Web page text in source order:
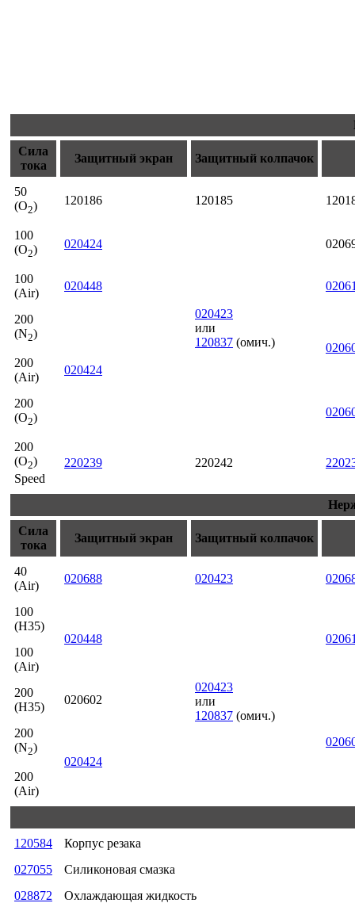
Сила
тока
Защитный экран Защитный колпачок
50
(O2) 120186 120185
100
(O2) 020424
020423
или
120837 (омич.)
100
(Air)
020448
200
(N2)
020424
200
(Air)
200
(O2)
200
(O2)
Speed
220239 220242
Сила
тока
Защитный экран Защитный колпачок
40
(Air)
020688 020423
100
(H35)
020448
020423
или
120837 (омич.)
100
(Air)
200
(H35)
020602
200
(N2)
020424
200
(Air)
120584
Корпус резака
027055
Силиконовая смазка
028872
Охлаждающая жидкость